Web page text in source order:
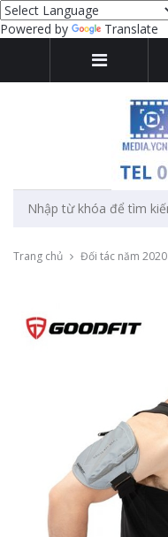
Powered by Translate
Trang chủ Đối tác năm 2020